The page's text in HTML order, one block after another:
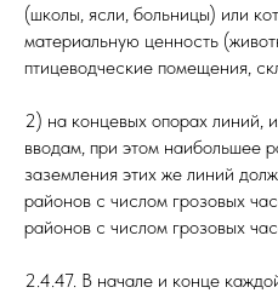
(школы, ясли, больницы) или
материальную ценность
птицеводческие помещения,
2) на концевых опорах линий,
вводам, при этом наибольшее
заземления этих же линий
районов с числом грозовых
районов с числом грозовых
2.4.47. В начале и конце